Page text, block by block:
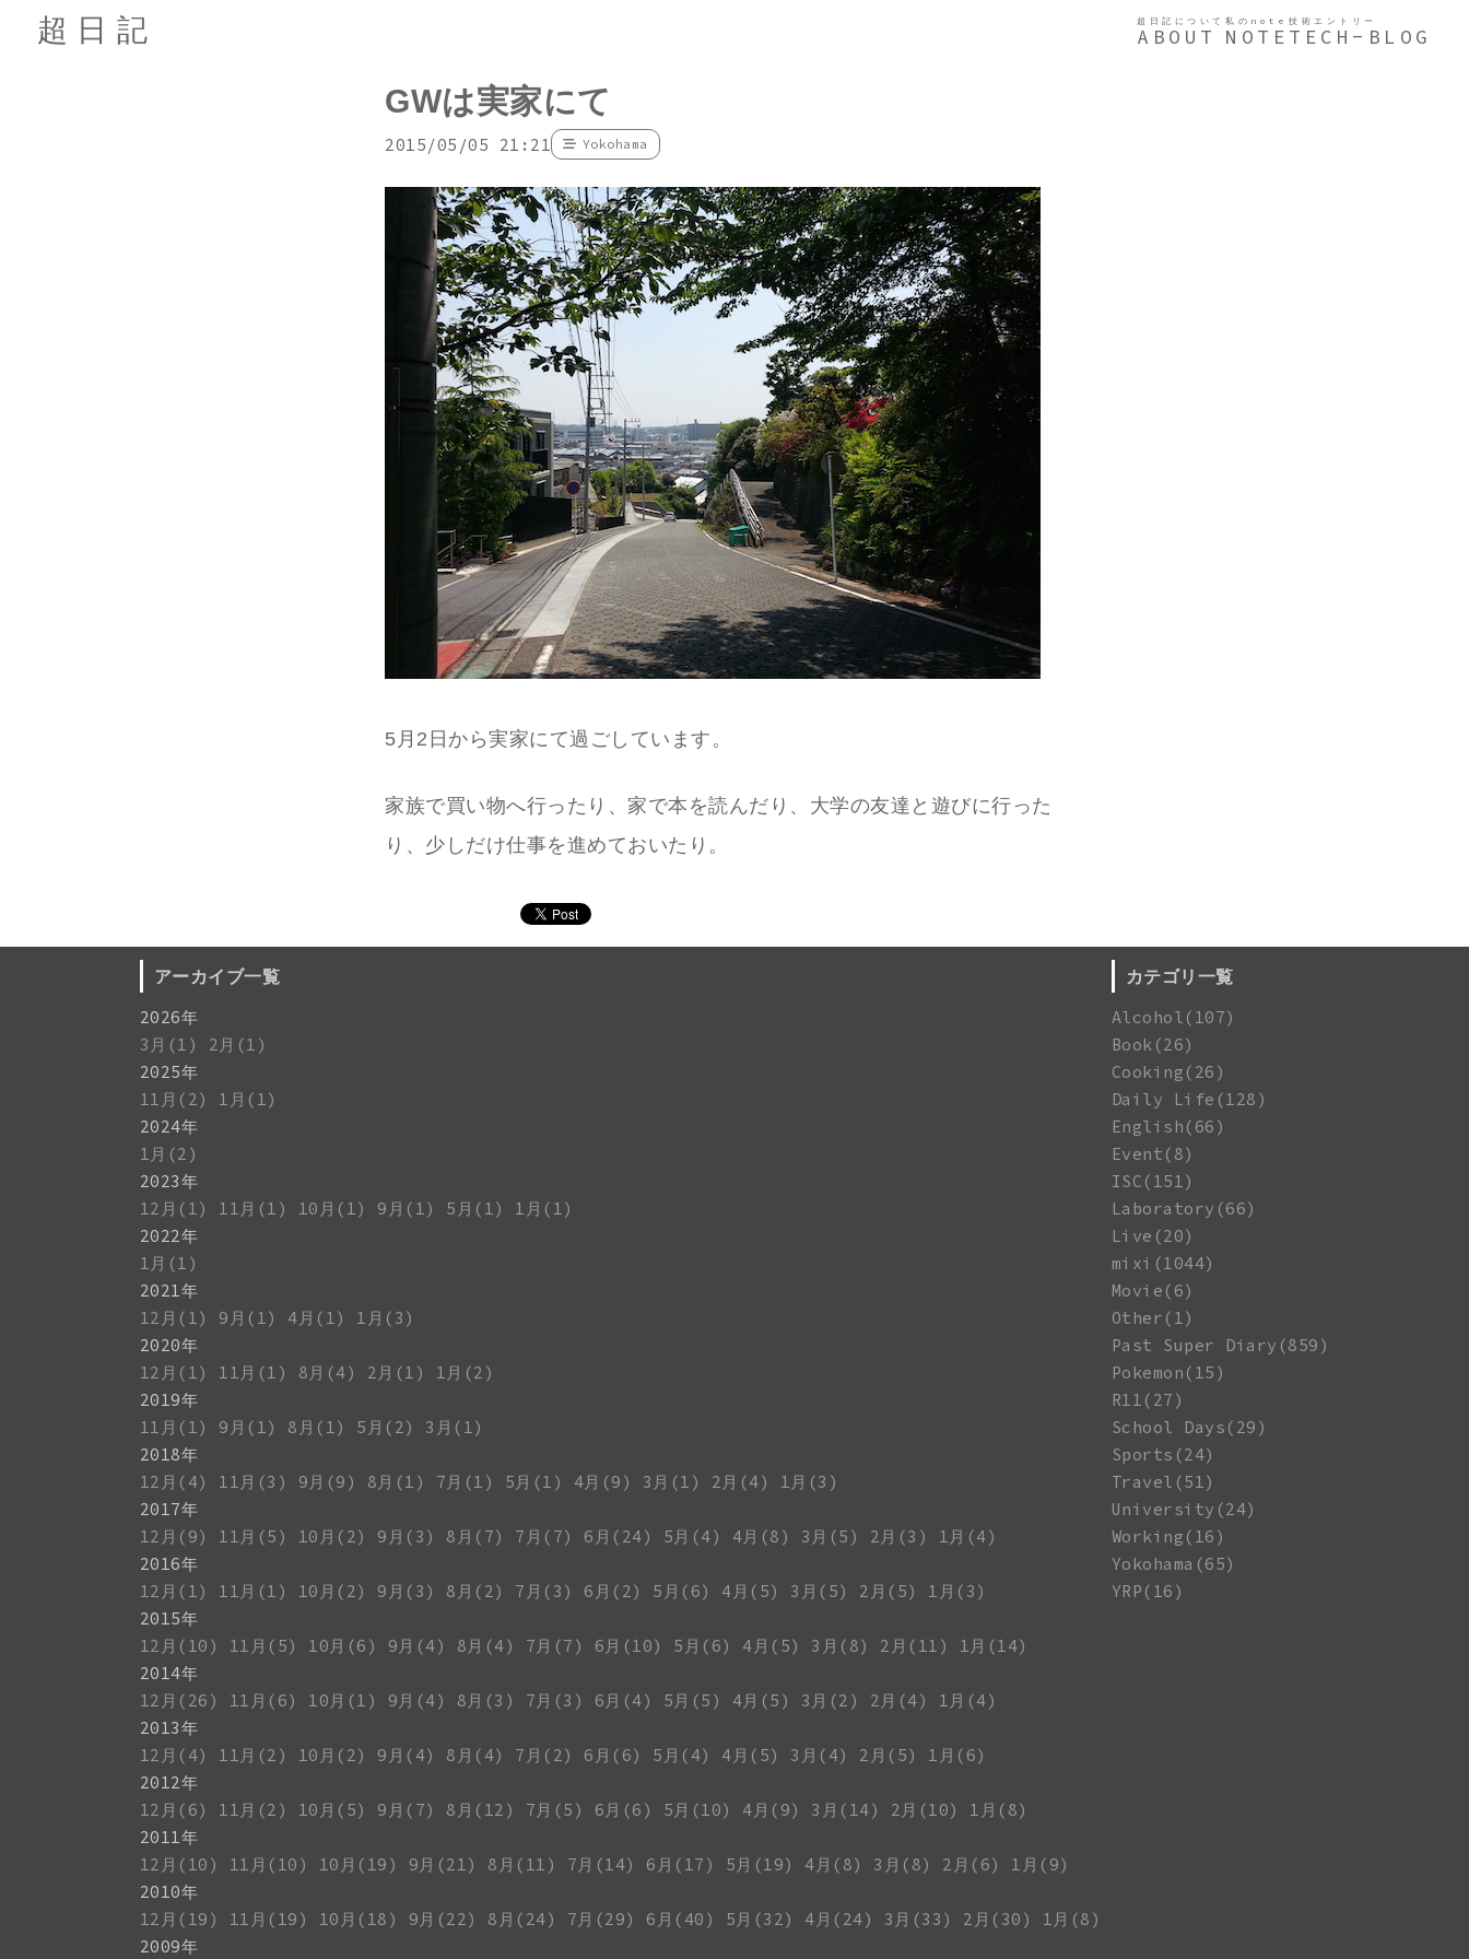
超日記 超日記について
ABOUT
私のnote
NOTE
技術エントリー
TECH-BLOG
GWは実家にて
2015/05/05 21:21 Yokohama
5月2日から実家にて過ごしています。
家族で買い物へ行ったり、家で本を読んだり、大学の友達と遊びに行った
り、少しだけ仕事を進めておいたり。
アーカイブ一覧
2026年
3月(1)
2月(1)
2025年
11月(2)
1月(1)
2024年
1月(2)
2023年
12月(1)
11月(1) 10月(1) 9月(1) 5月(1)
1月(1)
2022年
1月(1)
2021年
12月(1)
9月(1) 4月(1)
1月(3)
2020年
12月(1)
11月(1) 8月(4) 2月(1)
1月(2)
2019年
11月(1)
9月(1) 8月(1) 5月(2)
3月(1)
2018年
12月(4)
11月(3) 9月(9) 8月(1) 7月(1) 5月(1) 4月(9) 3月(1) 2月(4)
1月(3)
2017年
12月(9)
11月(5) 10月(2) 9月(3) 8月(7) 7月(7) 6月(24) 5月(4) 4月(8) 3月(5) 2月(3)
1月(4)
2016年
12月(1)
11月(1) 10月(2) 9月(3) 8月(2) 7月(3) 6月(2) 5月(6) 4月(5) 3月(5) 2月(5)
1月(3)
2015年
12月(10)
11月(5) 10月(6) 9月(4) 8月(4) 7月(7) 6月(10) 5月(6) 4月(5) 3月(8) 2月(11)
1月(14)
2014年
12月(26)
11月(6) 10月(1) 9月(4) 8月(3) 7月(3) 6月(4) 5月(5) 4月(5) 3月(2) 2月(4)
1月(4)
2013年
12月(4)
11月(2) 10月(2) 9月(4) 8月(4) 7月(2) 6月(6) 5月(4) 4月(5) 3月(4) 2月(5)
1月(6)
2012年
12月(6)
11月(2) 10月(5) 9月(7) 8月(12) 7月(5) 6月(6) 5月(10) 4月(9) 3月(14) 2月(10)
1月(8)
2011年
12月(10)
11月(10) 10月(19) 9月(21) 8月(11) 7月(14) 6月(17) 5月(19) 4月(8) 3月(8) 2月(6)
1月(9)
2010年
12月(19)
11月(19) 10月(18) 9月(22) 8月(24) 7月(29) 6月(40) 5月(32) 4月(24) 3月(33) 2月(30)
1月(8)
2009年
カテゴリ一覧
Alcohol(107)
Book(26)
Cooking(26)
Daily Life(128)
English(66)
Event(8)
ISC(151)
Laboratory(66)
Live(20)
mixi(1044)
Movie(6)
Other(1)
Past Super Diary(859)
Pokemon(15)
R11(27)
School Days(29)
Sports(24)
Travel(51)
University(24)
Working(16)
Yokohama(65)
YRP(16)